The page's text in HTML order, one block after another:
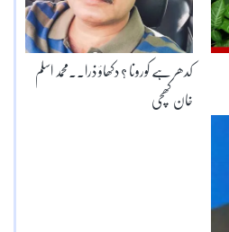
کدھر ہے کورونا ؟ دکھاؤ ذرا۔۔محمد اسلم
خان کھچی